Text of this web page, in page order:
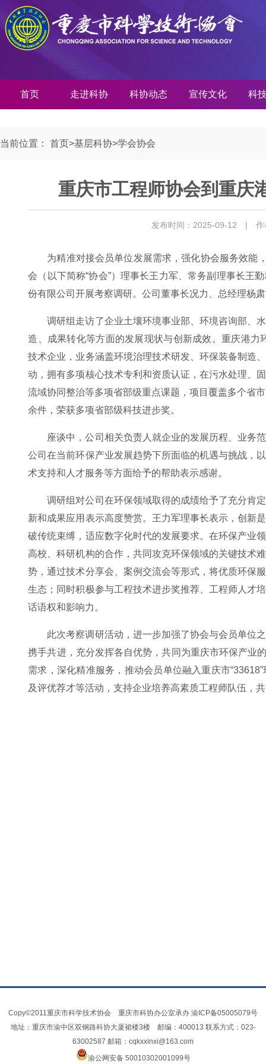
首页 走进科协 科协动态 宣传文化 科
当前位置： 首页>基层科协>学会协会
重庆市工程师协会到重庆
发布时间：2025-09-12 | 作
为精准对接会员单位发展需求，强化协会服务效能
会（以下简称“协会”）理事长王力军、常务副理事长王
份有限公司开展考察调研。公司董事长况力、总经理杨
调研组走访了企业土壤环境事业部、环境咨询部、
造、成果转化等方面的发展现状与创新成效。重庆港
技术企业，业务涵盖环境治理技术研发、环保装备制造
动，拥有多项核心技术专利和资质认证，在污水处理、
流域协同整治等多项省部级重点课题，项目覆盖多个省
余件，荣获多项省部级科技进步奖。
座谈中，公司相关负责人就企业的发展历程、业务
公司在当前环保产业发展趋势下所面临的机遇与挑战，
术支持和人才服务等方面给予的帮助表示感谢。
调研组对公司在环保领域取得的成绩给予了充分肯
新和成果应用表示高度赞赏。王力军理事长表示，创新
破传统束缚，适应数字化时代的发展要求。在环保产业
高校、科研机构的合作，共同攻克环保领域的关键技术
势，通过技术分享会、案例交流会等形式，将优质环保
生态；同时积极参与工程技术进步奖推荐、工程师人才
话语权和影响力。
此次考察调研活动，进一步加强了协会与会员单位
携手共进，充分发挥各自优势，共同为重庆市环保产业
需求，深化精准服务，推动会员单位融入重庆市
及评优荐才等活动，支持企业培养高素质工程师队伍，
Copy©2011重庆市科学技术协会 重庆市科协办公室承办 渝ICP备05005079号
地址：重庆市渝中区双钢路科协大厦裙楼3楼 邮编：400013 联系方式：023-
63002587 邮箱：cqkxxinxi@163.com
渝公网安备 50010302001099号